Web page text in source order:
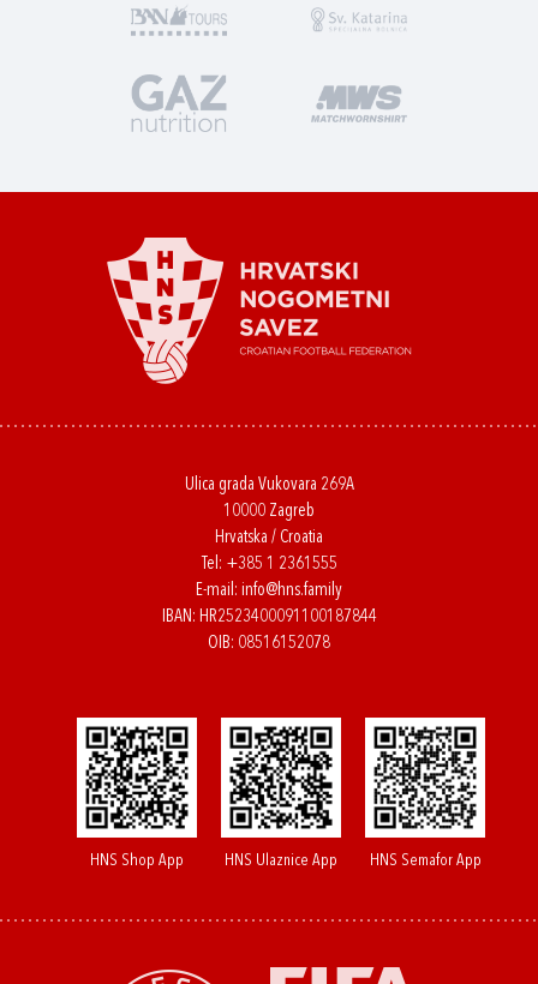
Ulica grada Vukovara 269A
10000 Zagreb
Hrvatska / Croatia
Tel: +385 1 2361555
E-mail: info@hns.family
IBAN: HR2523400091100187844
OIB: 08516152078
HNS Shop App HNS Ulaznice App HNS Semafor App